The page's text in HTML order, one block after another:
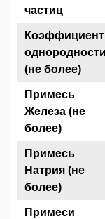
частиц
Коэффициент
однородности
(не более)
Примесь
Железа (не
более)
Примесь
Натрия (не
более)
Примеси